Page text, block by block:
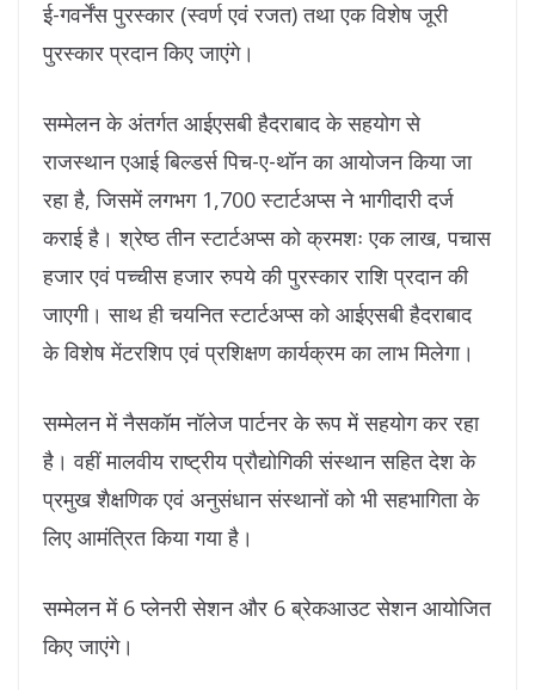
ई-गवर्नेंस पुरस्कार (स्वर्ण एवं रजत) तथा एक विशेष जूरी
पुरस्कार प्रदान किए जाएंगे।
सम्मेलन के अंतर्गत आईएसबी हैदराबाद के सहयोग से
राजस्थान एआई बिल्डर्स पिच-ए-थॉन का आयोजन किया जा
रहा है, जिसमें लगभग 1,700 स्टार्टअप्स ने भागीदारी दर्ज
कराई है। श्रेष्ठ तीन स्टार्टअप्स को क्रमशः एक लाख, पचास
हजार एवं पच्चीस हजार रुपये की पुरस्कार राशि प्रदान की
जाएगी। साथ ही चयनित स्टार्टअप्स को आईएसबी हैदराबाद
के विशेष मेंटरशिप एवं प्रशिक्षण कार्यक्रम का लाभ मिलेगा।
सम्मेलन में नैसकॉम नॉलेज पार्टनर के रूप में सहयोग कर रहा
है। वहीं मालवीय राष्ट्रीय प्रौद्योगिकी संस्थान सहित देश के
प्रमुख शैक्षणिक एवं अनुसंधान संस्थानों को भी सहभागिता के
लिए आमंत्रित किया गया है।
सम्मेलन में 6 प्लेनरी सेशन और 6 ब्रेकआउट सेशन आयोजित
किए जाएंगे।